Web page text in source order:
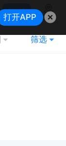
搜索
地图
筛选
打开APP